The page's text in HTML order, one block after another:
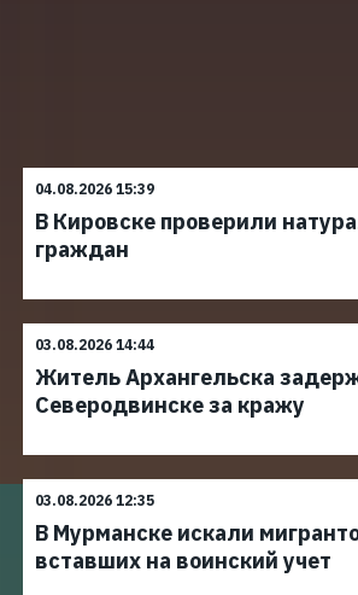
04.08.2026 15:39
В Кировске проверили
граждан
03.08.2026 14:44
Житель Архангельска
Северодвинске за кражу
03.08.2026 12:35
В Мурманске искали
вставших на воинский учет